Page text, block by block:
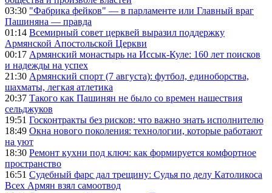
03:30 "Фабрика фейков" — в парламенте или Главный враг
Пашиняна — правда
01:14 Всемирный совет церквей выразил поддержку
Армянской Апостольской Церкви
00:17 Армянский монастырь на Иссык-Куле: 160 лет поисков
и надежды на успех
21:30 Армянский спорт (7 августа): футбол, единоборства,
шахматы, легкая атлетика
20:37 Такого как Пашинян не было со времен нашествия
сельджуков
19:51 Госконтракты без рисков: что важно знать исполнителю
18:49 Окна нового поколения: технологии, которые работают
на уют
18:30 Ремонт кухни под ключ: как формируется комфортное
пространство
16:51 Судебный фарс дал трещину: Судья по делу Католикоса
Всех Армян взял самоотвод